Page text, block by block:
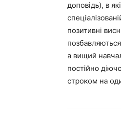
доповідь), в
позитивні
а вищий
постійно
строком на